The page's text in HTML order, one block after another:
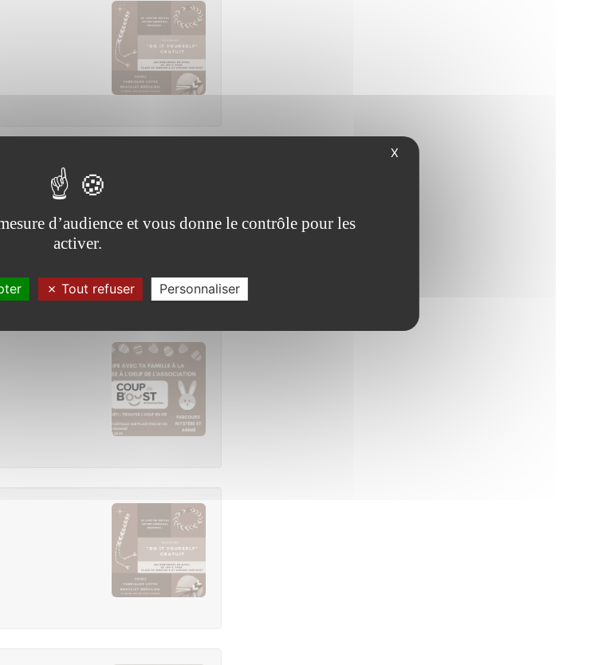
X
d’audience et vous donne le contrôle pour les
activer.
Tout refuser Personnaliser